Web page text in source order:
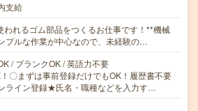
支給
われるゴム部品をつくるお仕事です！**機械
プルな作業が中心なので、未経験の…
/ ブランクOK / 英語力不要
〇まずは事前登録だけでもOK！履歴書不要
ライン登録★氏名・職種などを入力す…